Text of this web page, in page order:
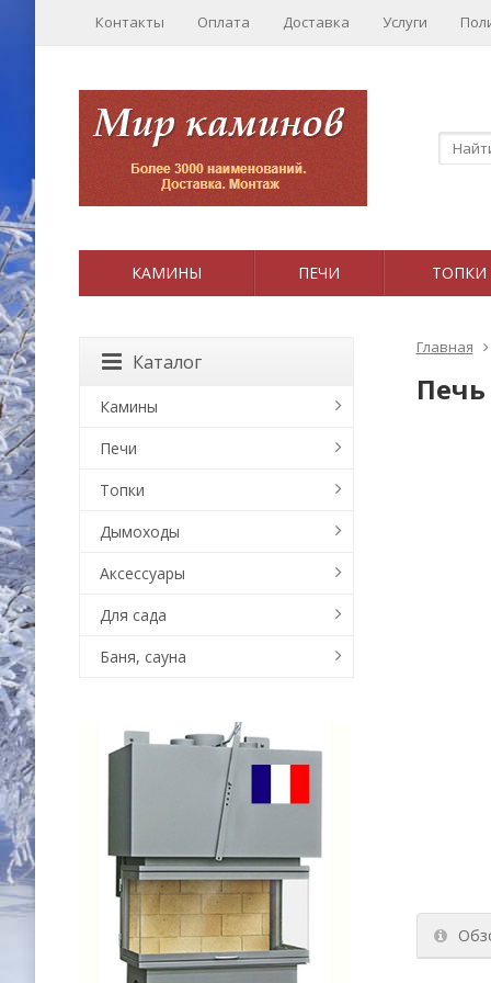
Контакты Оплата Доставка Услуги
КАМИНЫ ПЕЧИ ТОПКИ
Главная
Каталог
Камины
Печи
Топки
Дымоходы
Аксессуары
Для сада
Баня, сауна